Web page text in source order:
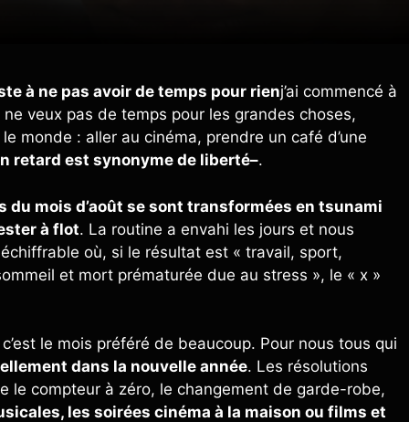
à ne pas avoir de temps pour rienj’ai commencé à
veux pas de temps pour les grandes choses,
monde : aller au cinéma, prendre un café d’une
retard est synonyme de liberté–.
du mois d’août se sont transformées en tsunami
à flot. La routine a envahi les jours et nous
où, si le résultat est « travail, sport,
et mort prématurée due au stress », le « x »
le mois préféré de beaucoup. Pour nous tous qui
dans la nouvelle année. Les résolutions
le compteur à zéro, le changement de garde-robe,
les soirées cinéma à la maison ou films et